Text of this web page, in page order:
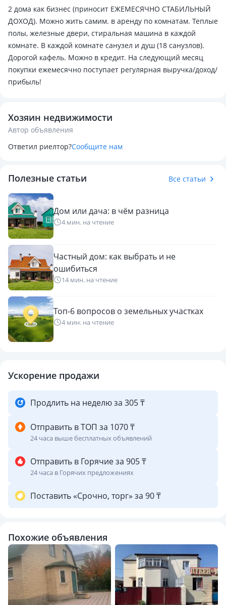
2 дома как бизнес (приносит ЕЖЕМЕСЯЧНО СТАБИЛЬНЫЙ
ДОХОД). Можно жить самим. в аренду по комнатам. Теплые
полы, железные двери, стиральная машина в каждой
комнате. В каждой комнате санузел и душ (18 санузлов).
Дорогой кафель. Можно в кредит. На следующий месяц
покупки ежемесячно поступает регулярная выручка/доход/
прибыль!
Хозяин недвижимости
Автор объявления
Ответил риелтор?Сообщите нам
Полезные статьи Все статьи
Дом или дача: в чём разница
4 мин. на чтение
Частный дом: как выбрать и не
ошибиться
14 мин. на чтение
Топ-6 вопросов о земельных участках
4 мин. на чтение
Ускорение продажи
Продлить на неделю за 305 ₸
Отправить в ТОП за 1070 ₸
24 часа выше бесплатных объявлений
Отправить в Горячие за 905 ₸
24 часа в Горячих предложениях
Поставить «Срочно, торг» за 90 ₸
Похожие объявления